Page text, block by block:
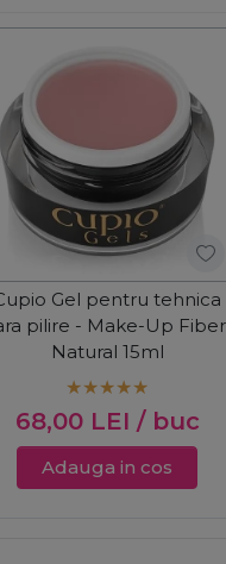
Gel pentru tehnica
pilire - Make-Up Fiber
Natural 15ml
68,00 LEI / buc
Adauga in cos